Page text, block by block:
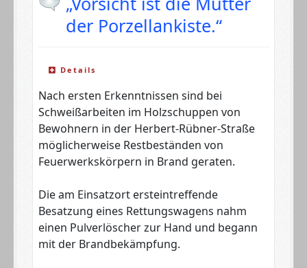
der Porzellankiste.“
Details
Nach ersten Erkenntnissen sind bei
Schweißarbeiten im Holzschuppen von
Bewohnern in der Herbert-Rübner-Straße
möglicherweise Restbeständen von
Feuerwerkskörpern in Brand geraten.
Die am Einsatzort ersteintreffende
Besatzung eines Rettungswagens nahm
einen Pulverlöscher zur Hand und begann
mit der Brandbekämpfung.